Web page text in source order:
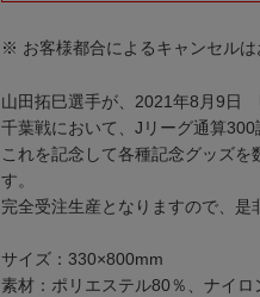
※ お客様都合によるキャンセルは
山田拓巳選手が、2021年8月9
千葉戦において、Jリーグ通算300
これを記念して各種記念グッズを
す。
完全受注生産となりますので、是
サイズ：330×800mm
素材：ポリエステル80％、ナイロ